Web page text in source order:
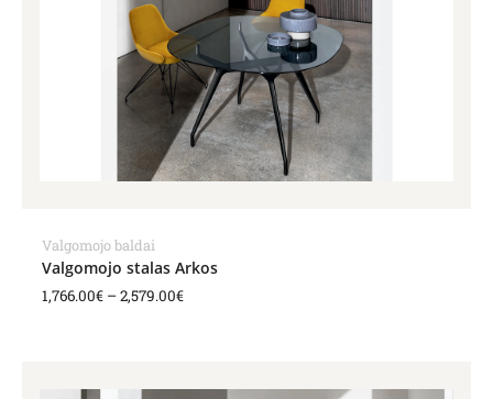
Valgomojo baldai
Valgomojo stalas Arkos
1,766.00€ –2,579.00€
2,579.00€
range: